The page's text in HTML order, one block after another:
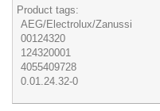
Product tags:
AEG/Electrolux/Zanussi
00124320
124320001
4055409728
0.01.24.32-0